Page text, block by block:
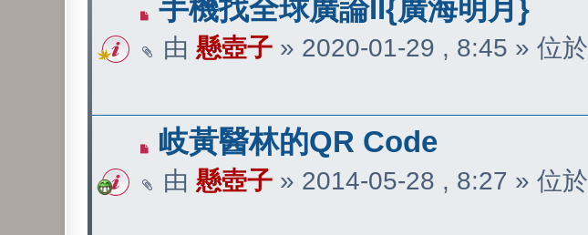
手機找全球廣論II{廣海明月}
由 懸壺子 » 2020-01-29 , 8:45 » 位於
岐黃醫林的QR Code
由 懸壺子 » 2014-05-28 , 8:27 » 位於